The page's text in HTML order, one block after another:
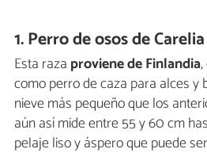
1. Perro de osos de Carelia
Esta raza proviene deFinlandia,
como perro de caza para alces y
nieve más pequeño que los
aún así mide entre 55 y 60 cm
pelaje liso y áspero que puede